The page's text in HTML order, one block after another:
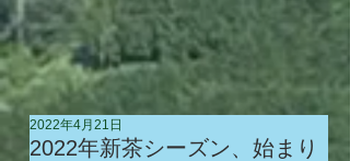
2022年新茶シーズン、始まり
2022年4月21日